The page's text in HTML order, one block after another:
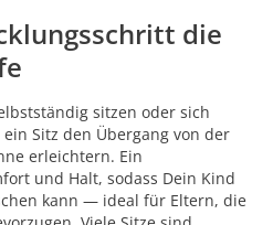
die
sitzen oder sich
Sitz den Übergang von der
erleichtern. Ein
und Halt, sodass Dein Kind
kann — ideal für Eltern, die